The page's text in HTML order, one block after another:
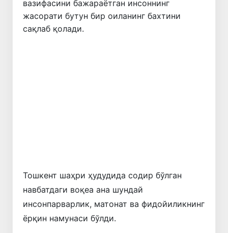
вазифасини бажараётган инсоннинг
жасорати бутун бир оиланинг бахтини
сақлаб қолади.
Тошкент шаҳри ҳудудида содир бўлган
навбатдаги воқеа ана шундай
инсонпарварлик, матонат ва фидойиликнинг
ёрқин намунаси бўлди.